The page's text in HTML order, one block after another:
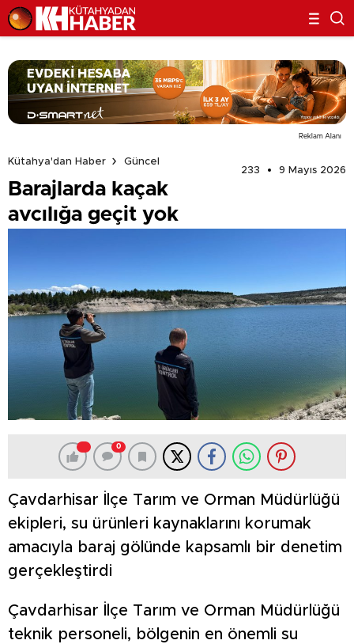
Reklam Alanı
Kütahya'dan Haber
Güncel
233
9 Mayıs 2026
Barajlarda kaçak
avcılığa geçit yok
0
Çavdarhisar İlçe Tarım ve Orman Müdürlüğü
ekipleri, su ürünleri kaynaklarını korumak
amacıyla baraj gölünde kapsamlı bir denetim
gerçekleştirdi
Çavdarhisar İlçe Tarım ve Orman Müdürlüğü
teknik personeli, bölgenin en önemli su